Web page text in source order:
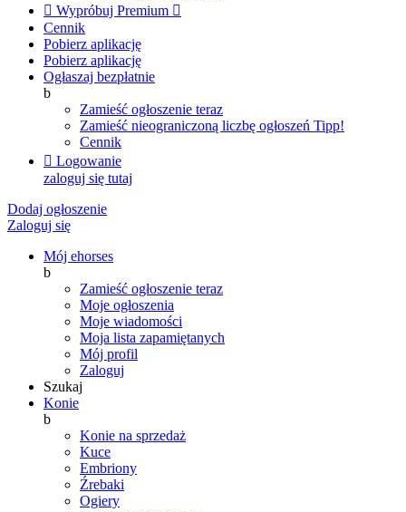
 Wypróbuj Premium 
Cennik
Pobierz aplikację
Pobierz aplikację
Ogłaszaj bezpłatnie
b
Zamieść ogłoszenie teraz
Zamieść nieograniczoną liczbę ogłoszeń Tipp!
Cennik
 Logowanie
zaloguj się tutaj
Dodaj ogłoszenie
Zaloguj się
Mój ehorses
b
Zamieść ogłoszenie teraz
Moje ogłoszenia
Moje wiadomości
Moja lista zapamiętanych
Mój profil
Zaloguj
Szukaj
Konie
b
Konie na sprzedaż
Kuce
Embriony
Źrebaki
Ogiery